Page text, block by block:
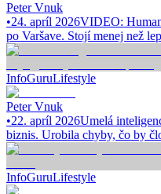
Peter Vnuk
•24. apríl 2026VIDEO:
po Varšave. Stojí menej než
InfoGuruLifestyle
Peter Vnuk
•22. apríl 2026Umelá
biznis. Urobila chyby, čo by
InfoGuruLifestyle